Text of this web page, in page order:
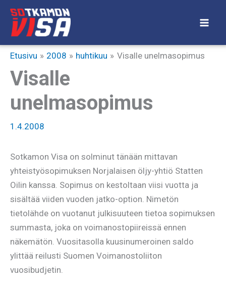
Siirry
sisältöön
Etusivu 2008 huhtikuu Visalle unelmasopimus
Visalle
unelmasopimus
1.4.2008
Sotkamon Visa on solminut tänään mittavan
yhteistyösopimuksen Norjalaisen öljy-yhtiö Statten
Oilin kanssa. Sopimus on kestoltaan viisi vuotta ja
sisältää viiden vuoden jatko-option. Nimetön
tietolähde on vuotanut julkisuuteen tietoa sopimuksen
summasta, joka on voimanostopiireissä ennen
näkemätön. Vuositasolla kuusinumeroinen saldo
ylittää reilusti Suomen Voimanostoliiton
vuosibudjetin.